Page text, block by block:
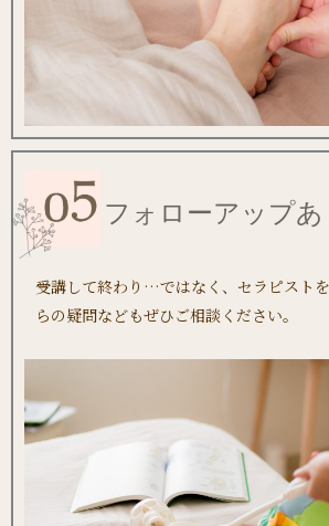
フォローアップあ
受講して終わり…ではなく、セラピスト
らの疑問などもぜひご相談ください。